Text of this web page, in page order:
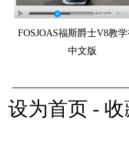
FOSJOAS福斯爵士V8教
中文版
设为首页 - 收